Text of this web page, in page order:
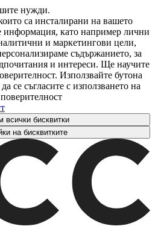
нужди.
са инсталирани на вашето
информация, като например лични
и маркетингови цели,
съдържанието, за
и интереси. Ще научите
Използвайте бутона
се съгласите с използването на
всички бисквитки
на бисквитките